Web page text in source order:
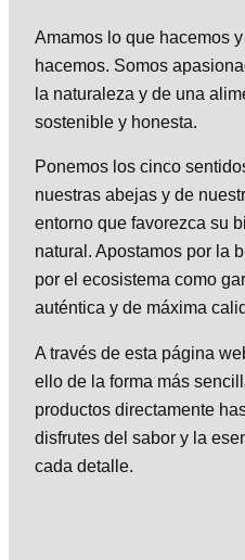
Amamos lo que hacemos
hacemos. Somos
la naturaleza y de una
sostenible y honesta.
Ponemos los cinco
nuestras abejas y de
entorno que favorezca su
natural. Apostamos por la
por el ecosistema como
auténtica y de máxima
A través de esta página
ello de la forma más
productos directamente
disfrutes del sabor y la
cada detalle.